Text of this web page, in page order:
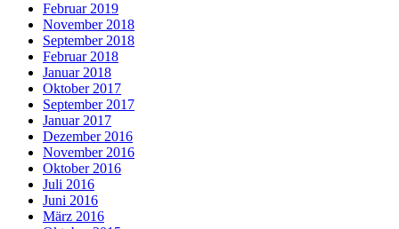
Februar 2019
November 2018
September 2018
Februar 2018
Januar 2018
Oktober 2017
September 2017
Januar 2017
Dezember 2016
November 2016
Oktober 2016
Juli 2016
Juni 2016
März 2016